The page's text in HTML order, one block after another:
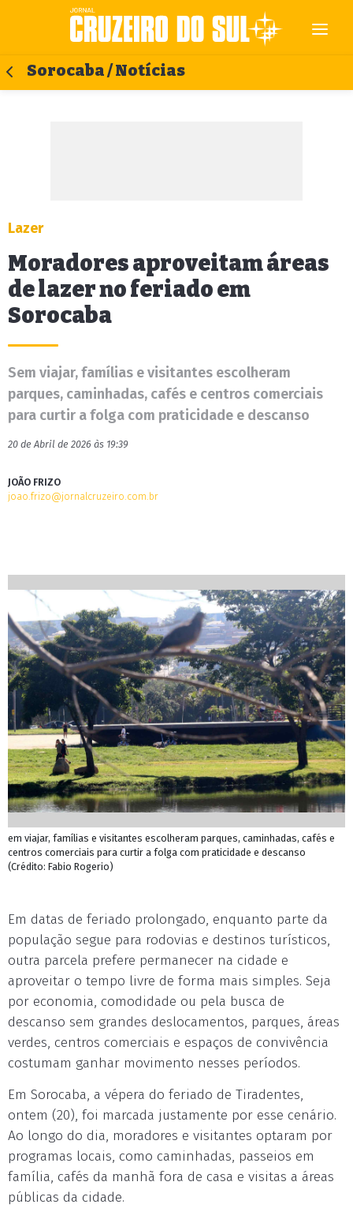
Sorocaba / Notícias
Lazer
Moradores aproveitam áreas
de lazer no feriado em
Sorocaba
Sem viajar, famílias e visitantes escolheram
parques, caminhadas, cafés e centros comerciais
para curtir a folga com praticidade e descanso
20 de Abril de 2026 às 19:39
JOÃO FRIZO
joao.frizo@jornalcruzeiro.com.br
em viajar, famílias e visitantes escolheram parques, caminhadas, cafés e
centros comerciais para curtir a folga com praticidade e descanso
(Crédito: Fabio Rogerio)
Em datas de feriado prolongado, enquanto parte da
população segue para rodovias e destinos turísticos,
outra parcela prefere permanecer na cidade e
aproveitar o tempo livre de forma mais simples. Seja
por economia, comodidade ou pela busca de
descanso sem grandes deslocamentos, parques, áreas
verdes, centros comerciais e espaços de convivência
costumam ganhar movimento nesses períodos.
Em Sorocaba, a vépera do feriado de Tiradentes,
ontem (20), foi marcada justamente por esse cenário.
Ao longo do dia, moradores e visitantes optaram por
programas locais, como caminhadas, passeios em
família, cafés da manhã fora de casa e visitas a áreas
públicas da cidade.